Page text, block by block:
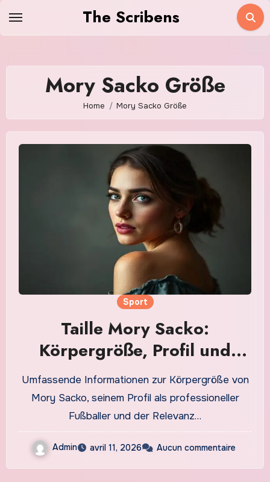
The Scribens
Mory Sacko Größe
Home Mory Sacko Größe
Sport
Taille Mory Sacko:
Körpergröße, Profil und
Bedeutung im Profifußball
Umfassende Informationen zur Körpergröße von
Mory Sacko, seinem Profil als professioneller
Fußballer und der Relevanz…
Admin avril 11, 2026 Aucun commentaire